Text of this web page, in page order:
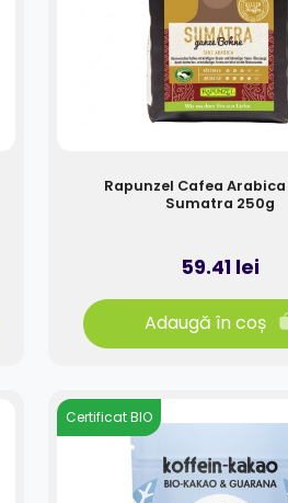
Rapunzel Cafea
Sumatra 250g
59.41 lei
Adaugă în coș
Certificat BIO